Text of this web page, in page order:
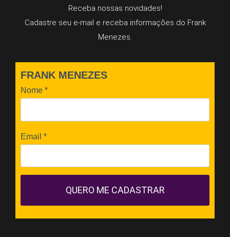
Receba nossas novidades!
Cadastre seu e-mail e receba informações do Frank
Menezes.
FRANK MENEZES
Nome *
Email *
QUERO ME CADASTRAR